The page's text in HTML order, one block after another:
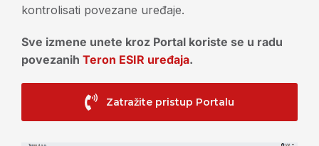
kontrolisati povezane uređaje.
Sve izmene unete kroz Portal koriste se u radu
povezanih Teron ESIR uređaja.
Zatražite pristup Portalu